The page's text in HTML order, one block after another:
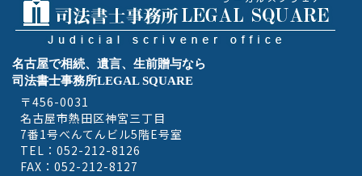
名古屋で相続、遺言、生前贈与なら
司法書士事務所LEGAL SQUARE
〒456-0031
名古屋市熱田区神宮三丁目
7番1号べんてんビル5階E号室
TEL：052-212-8126
FAX：052-212-8127